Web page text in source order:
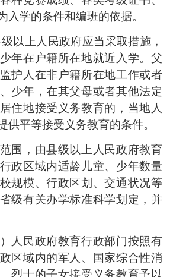
入学的条件和编班的依据。
上人民政府应当采取措施，
年在户籍所在地就近入学。父
护人在非户籍所在地工作或者
少年，在其父母或者其他法定
住地接受义务教育的，当地人
供平等接受义务教育的条件。
，由县级以上人民政府教育
政区域内适龄儿童、少年数量
规模、行政区划、交通状况等
级有关办学标准科学划定，并
民政府教育行政部门按照有
区域内的军人、国家综合性消
烈士的子女接受义务教育予以